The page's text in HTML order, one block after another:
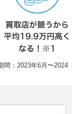
間：2023年6月〜2024